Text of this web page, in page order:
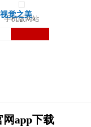
手机版网站
觉之美
app下载